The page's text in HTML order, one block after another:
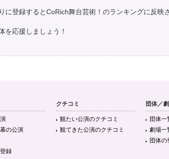
に登録するとCoRich舞台芸術！のランキングに反映さ
を応援しましょう！
の公演
録
クチコミ
観たい公演のクチコミ
観てきた公演のクチコミ
団体／
団体一
劇場一
団体の